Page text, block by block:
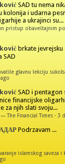
SAD tu nema
kolonija i udarna
a ukrajinci su...
pristup obaveštajnim
brkate jevrejsku
SAD
glavnu lekciju
SAD i pentagon
financijske
za njih slati svoju...
The Financial Times· 3
Podrzavam ...
islamskog saveza i